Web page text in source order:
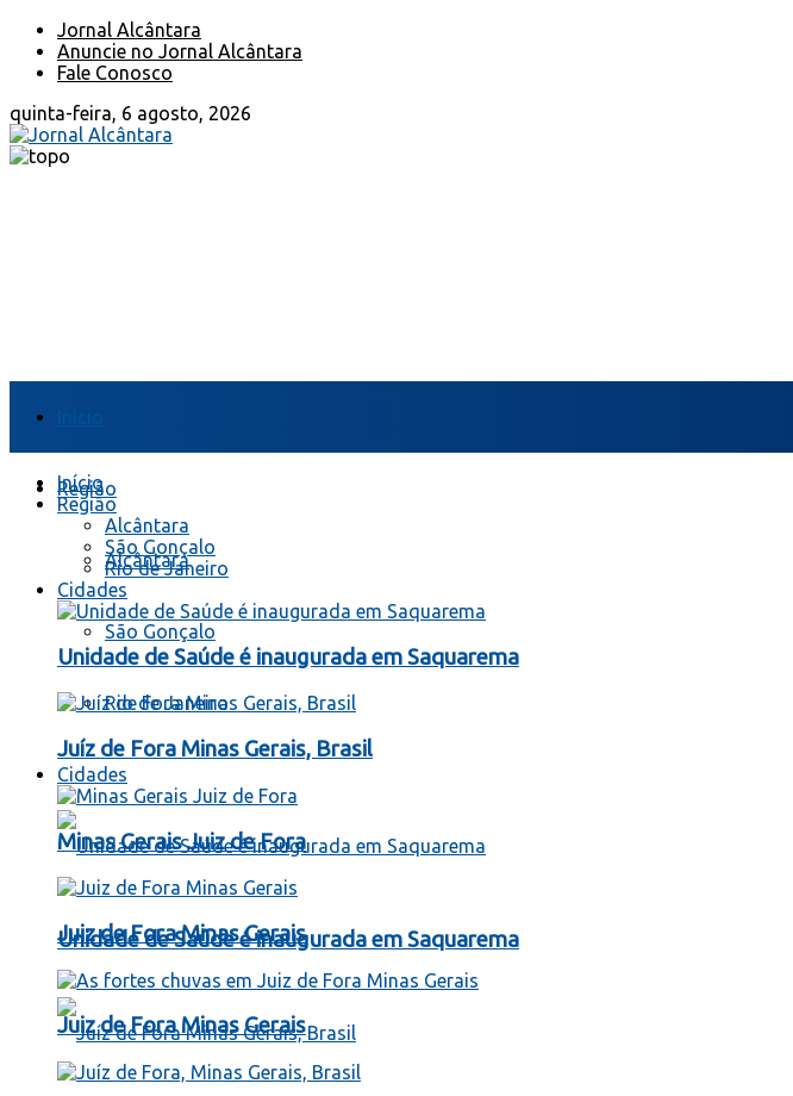
Jornal Alcântara
Anuncie no Jornal Alcântara
Fale Conosco
quinta-feira, 6 agosto, 2026
Região
Alcântara
São Gonçalo
Rio de Janeiro
Cidades
Unidade de Saúde é inaugurada em Saquarema
Início
Região
Alcântara
São Gonçalo
Rio de Janeiro
Cidades
Unidade de Saúde é inaugurada em Saquarema
Juíz de Fora Minas Gerais, Brasil
Minas Gerais Juiz de Fora
Juiz de Fora Minas Gerais
Juiz de Fora Minas Gerais